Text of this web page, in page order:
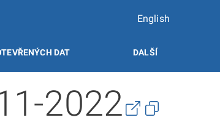
English
DAT DALŠÍ
2022